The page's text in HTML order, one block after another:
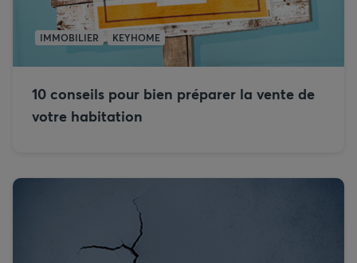
IMMOBILIER KEYHOME
10 conseils pour bien préparer la vente de
votre habitation